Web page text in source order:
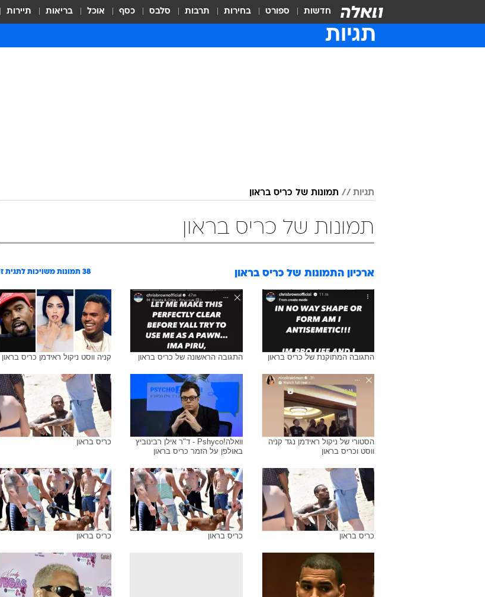
חדשות ספורט בחירות תרבות סלבס כסף אוכל בריאות תיירות
תגיות
תגיות תמונות של כריס בראון
תמונות של כריס בראון
ארכיון התמונות של כריס בראון 38 תמונות משויכות לתגית זו
התגובה המתוקנת של כריס בראון התגובה הראשונה של כריס בראון קניה ווסט ניקול ראידמן כריס בראון
הסטורי של ניקול ראידמן נגד קניה
ווסט וכריס בראון
וואלה!Pshyco - ד"ר אילן רבינוביץ
באולפן על הזמר כריס בראון
כריס בראון
כריס בראון כריס בראון כריס בראון